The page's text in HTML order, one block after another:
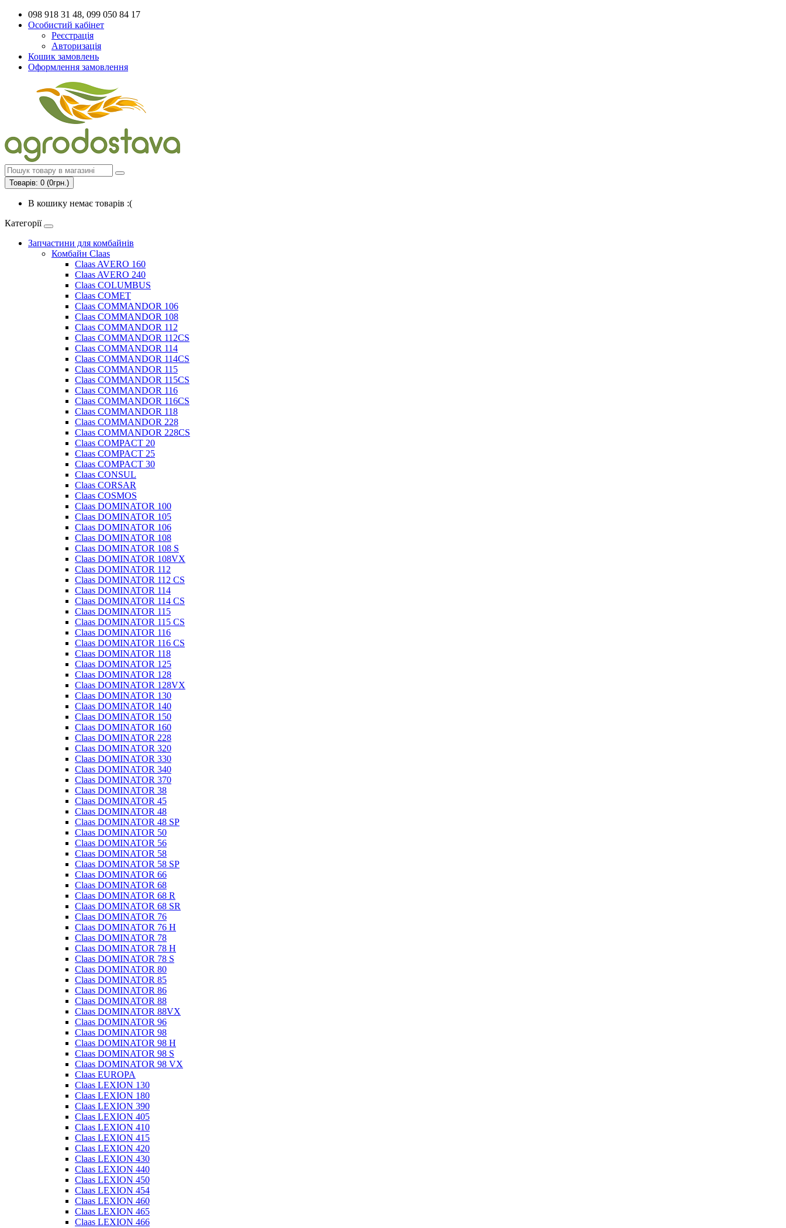
098 918 31 48, 099 050 84 17
Особистий кабінет
Реєстрація
Авторизація
Кошик замовлень
Оформлення замовлення
Товарів: 0 (0грн.)
В кошику немає товарів :(
Категорії
Запчастини для комбайнів
Комбайн Claas
Claas AVERO 160
Claas AVERO 240
Claas COLUMBUS
Claas COMET
Claas COMMANDOR 106
Claas COMMANDOR 108
Claas COMMANDOR 112
Claas COMMANDOR 112CS
Claas COMMANDOR 114
Claas COMMANDOR 114CS
Claas COMMANDOR 115
Claas COMMANDOR 115CS
Claas COMMANDOR 116
Claas COMMANDOR 116CS
Claas COMMANDOR 118
Claas COMMANDOR 228
Claas COMMANDOR 228CS
Claas COMPACT 20
Claas COMPACT 25
Claas COMPACT 30
Claas CONSUL
Claas CORSAR
Claas COSMOS
Claas DOMINATOR 100
Claas DOMINATOR 105
Claas DOMINATOR 106
Claas DOMINATOR 108
Claas DOMINATOR 108 S
Claas DOMINATOR 108VX
Claas DOMINATOR 112
Claas DOMINATOR 112 CS
Claas DOMINATOR 114
Claas DOMINATOR 114 CS
Claas DOMINATOR 115
Claas DOMINATOR 115 CS
Claas DOMINATOR 116
Claas DOMINATOR 116 CS
Claas DOMINATOR 118
Claas DOMINATOR 125
Claas DOMINATOR 128
Claas DOMINATOR 128VX
Claas DOMINATOR 130
Claas DOMINATOR 140
Claas DOMINATOR 150
Claas DOMINATOR 160
Claas DOMINATOR 228
Claas DOMINATOR 320
Claas DOMINATOR 330
Claas DOMINATOR 340
Claas DOMINATOR 370
Claas DOMINATOR 38
Claas DOMINATOR 45
Claas DOMINATOR 48
Claas DOMINATOR 48 SP
Claas DOMINATOR 50
Claas DOMINATOR 56
Claas DOMINATOR 58
Claas DOMINATOR 58 SP
Claas DOMINATOR 66
Claas DOMINATOR 68
Claas DOMINATOR 68 R
Claas DOMINATOR 68 SR
Claas DOMINATOR 76
Claas DOMINATOR 76 H
Claas DOMINATOR 78
Claas DOMINATOR 78 H
Claas DOMINATOR 78 S
Claas DOMINATOR 80
Claas DOMINATOR 85
Claas DOMINATOR 86
Claas DOMINATOR 88
Claas DOMINATOR 88VX
Claas DOMINATOR 96
Claas DOMINATOR 98
Claas DOMINATOR 98 H
Claas DOMINATOR 98 S
Claas DOMINATOR 98 VX
Claas EUROPA
Claas LEXION 130
Claas LEXION 180
Claas LEXION 390
Claas LEXION 405
Claas LEXION 410
Claas LEXION 415
Claas LEXION 420
Claas LEXION 430
Claas LEXION 440
Claas LEXION 450
Claas LEXION 454
Claas LEXION 460
Claas LEXION 465
Claas LEXION 466